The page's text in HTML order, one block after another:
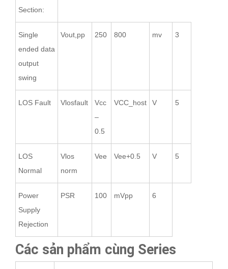
Section:
Single
ended data
output
swing
Vout,pp 250 800 mv 3
LOS Fault Vlosfault
Vcc
–
0.5
VCC_host V 5
LOS
Normal
Vlos
norm
Vee Vee+0.5 V 5
Power
Supply
Rejection
PSR 100 mVpp 6
Các sản phẩm cùng Series